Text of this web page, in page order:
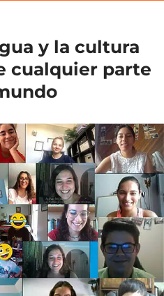
y la cultura
cualquier parte